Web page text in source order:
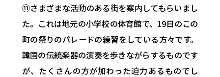
⑪さまざまな活動のある街を案内してもらいまし
た。これは地元の小学校の体育館で、19日のこの
町の祭りのパレードの練習をしている方々です。
韓国の伝統楽器の演奏を歩きながらするものです
が、たくさんの方が加わった迫力あるものでし